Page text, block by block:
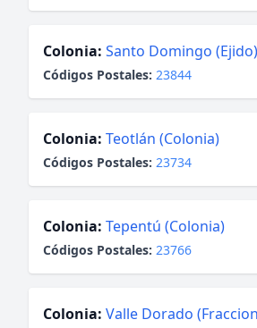
Colonia: Santo Domingo (Ejido)
Códigos Postales: 23844
Colonia: Teotlán (Colonia)
Códigos Postales: 23734
Colonia: Tepentú (Colonia)
Códigos Postales: 23766
Colonia: Valle Dorado